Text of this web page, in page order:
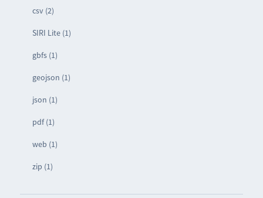
csv (2)
SIRI Lite (1)
gbfs (1)
geojson (1)
json (1)
pdf (1)
web (1)
zip (1)